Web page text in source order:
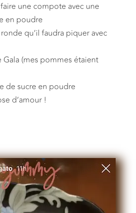
une compote avec une
en poudre
qu’il faudra piquer avec
Gala (mes pommes étaient
de sucre en poudre
d’amour !